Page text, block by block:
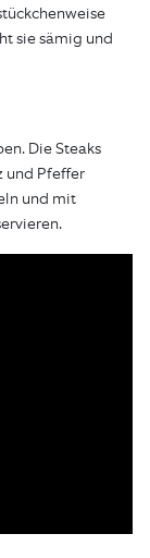
sie sämig und
Die Steaks
und Pfeffer
und mit